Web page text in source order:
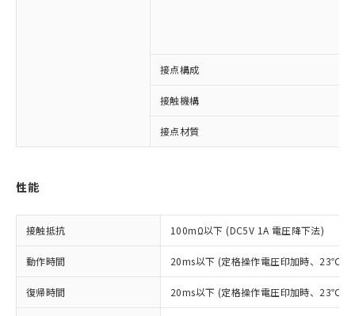
接点構成
接触機構
接点材質
性能
接触抵抗 100mΩ以下 (DC5V 1A 電圧降下法)
動作時間 20ms以下 (定格操作電圧印加時、23℃、
復帰時間 20ms以下 (定格操作電圧印加時、23℃、
以下の条件をお読みいただき、同意のうえ
ご利用ください。
本サービスは、当社制御機器事業取扱
商品の当社在庫状況および標準価格
(税抜)を提供させていただくもので
対応済み：EU RoHS指令（10物質）の
非含有に対応した製品が提供可能な商品で
非含有に非対応の商品で、対応品を出す予
定はありません。
調査・確認中：EU RoHS指令（10物質）の
非含有の対応状況を調査中または確認中の
商品です。
非該当品：ライセンス料など無形物で、有
※1 中国RoHS○×表
「○」：最大均質材料含有率が中国RoHSの